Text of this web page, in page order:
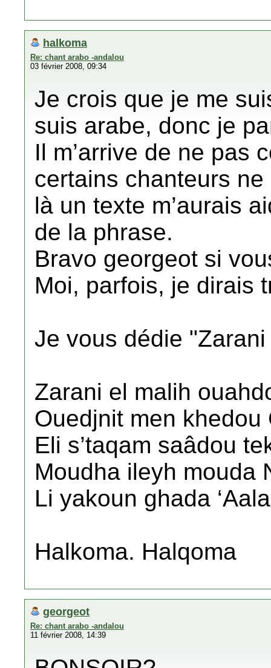
halkoma
Re: chant arabo -andalou
03 février 2008, 09:34
Je crois que je me
suis arabe, donc je
Il m’arrive de ne pas
certains chanteurs
là un texte m’aurais
de la phrase.
Bravo georgeot si
Moi, parfois, je dirais
Je vous dédie
Zarani el malih
Ouedjnit men khedou
Eli s’taqam saâdou
Moudha ileyh mouda
Li yakoun ghada
Halkoma. Halqoma
georgeot
Re: chant arabo -andalou
11 février 2008, 14:39